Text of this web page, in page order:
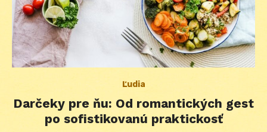
Ľudia
Darčeky pre ňu: Od romantických gest
po sofistikovanú praktickosť